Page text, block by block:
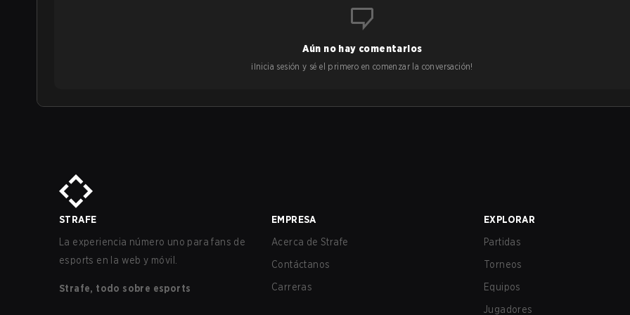
Aún no hay comentarios
¡Inicia sesión y sé el primero en comenzar la conversación!
STRAFE
La experiencia número uno para fans de
esports en la web y móvil.
Strafe, todo sobre esports
EMPRESA
Acerca de Strafe
Contáctanos
Carreras
EXPLORAR
Partidas
Torneos
Equipos
Jugadores